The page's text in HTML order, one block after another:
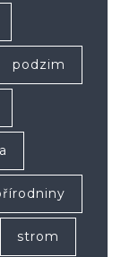
podzim
strom